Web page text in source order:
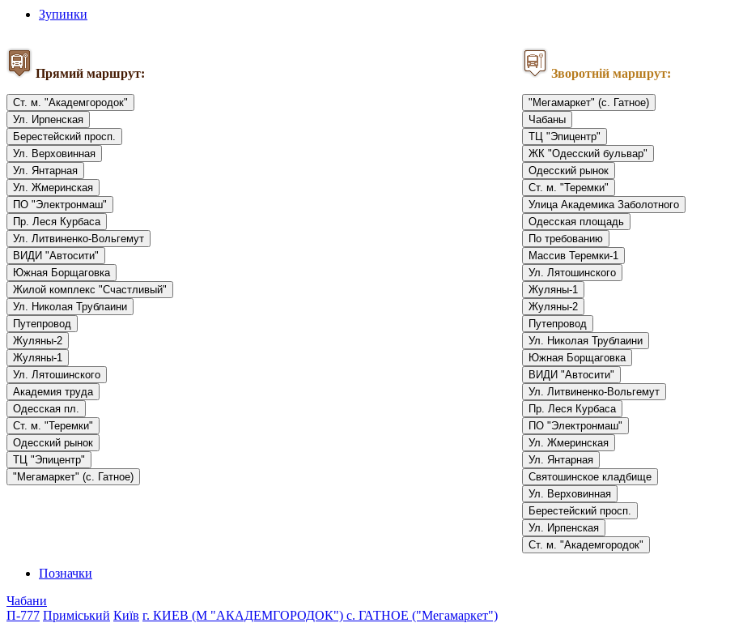
Зупинки
Прямий маршрут:
Ст. м. "Академгородок"
Ул. Ирпенская
Берестейский просп.
Ул. Верховинная
Ул. Янтарная
Ул. Жмеринская
ПО "Электронмаш"
Пр. Леся Курбаса
Ул. Литвиненко-Вольгемут
ВИДИ "Автосити"
Южная Борщаговка
Жилой комплекс "Счастливый"
Ул. Николая Трублаини
Путепровод
Жуляны-2
Жуляны-1
Ул. Лятошинского
Академия труда
Одесская пл.
Ст. м. "Теремки"
Одесский рынок
ТЦ "Эпицентр"
"Мегамаркет" (с. Гатное)
Зворотній маршрут:
"Мегамаркет" (с. Гатное)
Чабаны
ТЦ "Эпицентр"
ЖК "Одесский бульвар"
Одесский рынок
Ст. м. "Теремки"
Улица Академика Заболотного
Одесская площадь
По требованию
Массив Теремки-1
Ул. Лятошинского
Жуляны-1
Жуляны-2
Путепровод
Ул. Николая Трублаини
Южная Борщаговка
ВИДИ "Автосити"
Ул. Литвиненко-Вольгемут
Пр. Леся Курбаса
ПО "Электронмаш"
Ул. Жмеринская
Ул. Янтарная
Святошинское кладбище
Ул. Верховинная
Берестейский просп.
Ул. Ирпенская
Ст. м. "Академгородок"
Позначки
Чабани
П-777 Приміський Київ г. КИЕВ (М "АКАДЕМГОРОДОК") с. ГАТНОЕ ("Мегамаркет")